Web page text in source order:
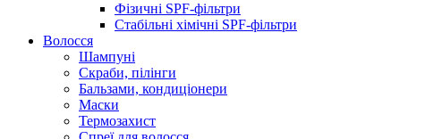
Фізичні SPF-фільтри
Стабільні хімічні SPF-фільтри
Волосся
Шампуні
Скраби, пілінги
Бальзами, кондиціонери
Маски
Термозахист